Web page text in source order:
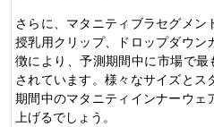
さらに、マタニティブラセグメン
授乳用クリップ、ドロップダウ
徴により、予測期間中に市場で
されています。様々なサイズと
期間中のマタニティインナーウェ
上げるでしょう。